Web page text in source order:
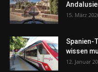
15. März
Spanien-
wissen
12. Januar